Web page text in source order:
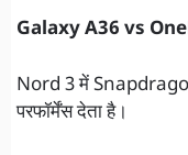
Galaxy A36 vs
Nord 3 में
परफॉर्मेंस देता है।